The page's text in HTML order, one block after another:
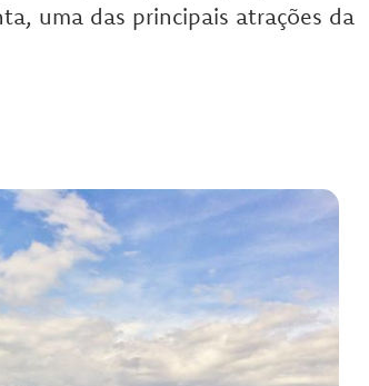
uma das principais atrações da